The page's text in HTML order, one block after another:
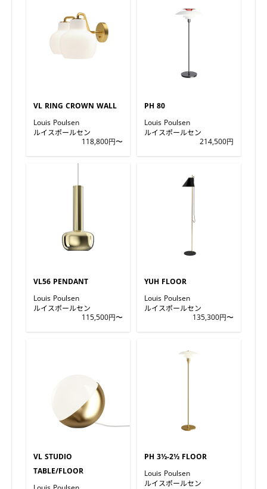
VL RING CROWN WALL
Louis Poulsen
ルイスポールセン
118,800円〜
PH 80
Louis Poulsen
ルイスポールセン
214,500円
VL56 PENDANT
Louis Poulsen
ルイスポールセン
115,500円〜
YUH FLOOR
Louis Poulsen
ルイスポールセン
135,300円〜
VL STUDIO
TABLE/FLOOR
PH 3½-2½ FLOOR
Louis Poulsen
ルイスポールセン